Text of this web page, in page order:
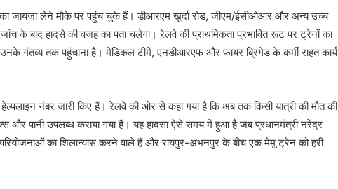
का जायजा लेने मौके पर पहुंच चुके हैं। डीआरएम खुर्दा रोड, जीएम/ईसीओआर और अन्य उच्च
के बाद हादसे की वजह का पता चलेगा। रेलवे की प्राथमिकता प्रभावित रूट पर ट्रेनों का
गंतव्य तक पहुंचाना है। मेडिकल टीमें, एनडीआरएफ और फायर ब्रिगेड के कर्मी राहत कार्य
नंबर जारी किए हैं। रेलवे की ओर से कहा गया है कि अब तक किसी यात्री की मौत की
और पानी उपलब्ध कराया गया है। यह हादसा ऐसे समय में हुआ है जब प्रधानमंत्री नरेंद्र
परियोजनाओं का शिलान्यास करने वाले हैं और रायपुर-अभनपुर के बीच एक मेमू ट्रेन को हरी